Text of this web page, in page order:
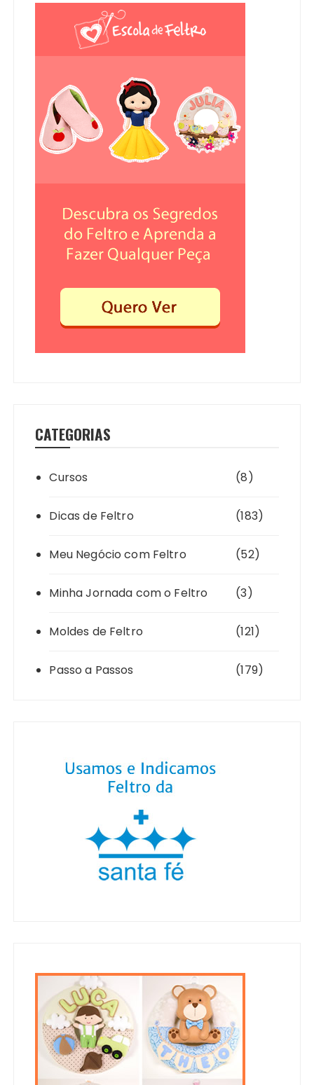
CATEGORIAS
Cursos (8)
Dicas de Feltro (183)
Meu Negócio com Feltro (52)
Minha Jornada com o Feltro (3)
Moldes de Feltro (121)
Passo a Passos (179)